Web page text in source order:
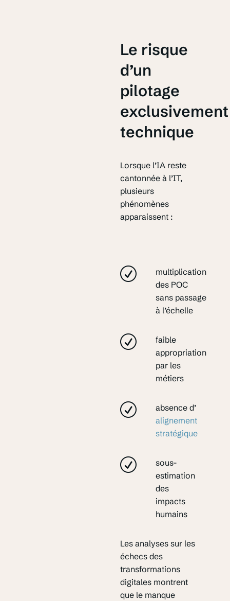
Le risque
d’un
pilotage
exclusivement
technique
Lorsque l’IA reste
cantonnée à l’IT,
plusieurs
phénomènes
apparaissent :
multiplication
des POC
sans passage
à l’échelle
faible
appropriation
par les
métiers
absence d’
alignement
stratégique
sous-
estimation
des
impacts
humains
Les analyses sur les
échecs des
transformations
digitales montrent
que le manque